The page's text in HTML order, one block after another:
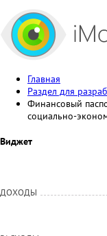
Главная
Раздел для
Финансовый
социально-
Виджет
ДОХОДЫ